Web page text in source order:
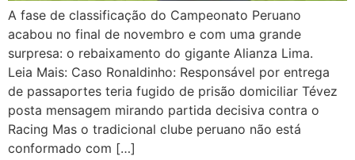
A fase de classificação do Campeonato Peruano
acabou no final de novembro e com uma grande
surpresa: o rebaixamento do gigante Alianza Lima.
Leia Mais: Caso Ronaldinho: Responsável por entrega
de passaportes teria fugido de prisão domiciliar Tévez
posta mensagem mirando partida decisiva contra o
Racing Mas o tradicional clube peruano não está
conformado com […]